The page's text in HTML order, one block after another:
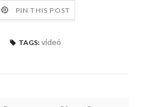
PIN THIS POST
TAGS: videó